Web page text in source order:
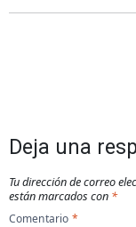
Deja una
Tu dirección de correo
están marcados con *
Comentario *